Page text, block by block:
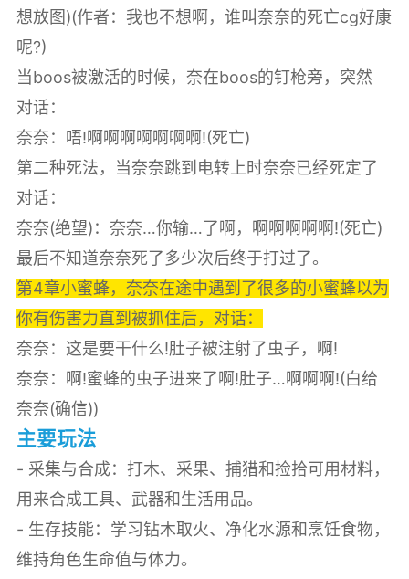
想放图)(作者：我也不想啊，谁叫奈奈的死亡cg好康
呢?)
当boos被激活的时候，奈在boos的钉枪旁，突然
对话：
奈奈：唔!啊啊啊啊啊啊啊!(死亡)
第二种死法，当奈奈跳到电转上时奈奈已经死定了
对话：
奈奈(绝望)：奈奈…你输…了啊，啊啊啊啊啊!(死亡)
最后不知道奈奈死了多少次后终于打过了。
第4章小蜜蜂，奈奈在途中遇到了很多的小蜜蜂以为
你有伤害力直到被抓住后，对话：
奈奈：这是要干什么!肚子被注射了虫子，啊!
奈奈：啊!蜜蜂的虫子进来了啊!肚子…啊啊啊!(白给
奈奈(确信))
主要玩法
- 采集与合成：打木、采果、捕猎和捡拾可用材料，
用来合成工具、武器和生活用品。
- 生存技能：学习钻木取火、净化水源和烹饪食物，
维持角色生命值与体力。